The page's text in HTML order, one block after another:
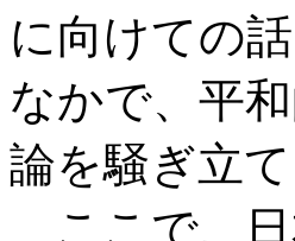
に向けての
なかで、平
論を騒ぎ立
ここで、日